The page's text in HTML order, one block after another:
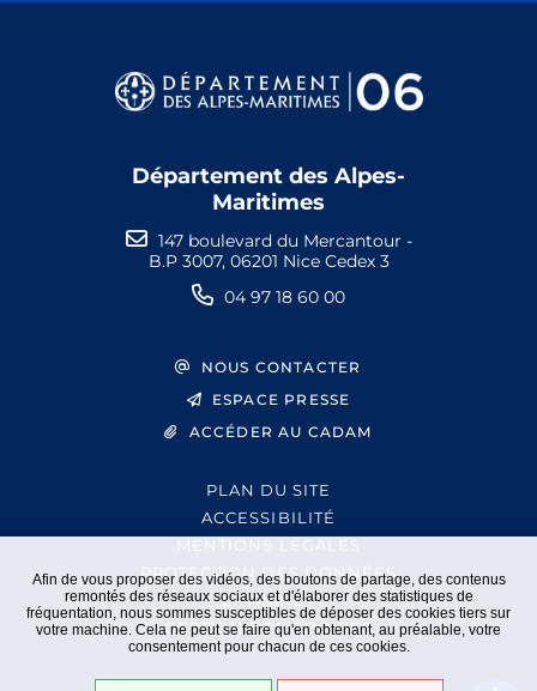
Afin de vous proposer des vidéos, des boutons de partage, des contenus
remontés des réseaux sociaux et d'élaborer des statistiques de
fréquentation, nous sommes susceptibles de déposer des cookies tiers sur
votre machine. Cela ne peut se faire qu'en obtenant, au préalable, votre
consentement pour chacun de ces cookies.
Département des Alpes-
Maritimes
147 boulevard du Mercantour -
B.P 3007, 06201 Nice Cedex 3
04 97 18 60 00
NOUS CONTACTER
ESPACE PRESSE
ACCÉDER AU CADAM
PLAN DU SITE
ACCESSIBILITÉ
MENTIONS LÉGALES
PROTECTION DES DONNÉES
EXTRANET
GESTION DES COOKIES